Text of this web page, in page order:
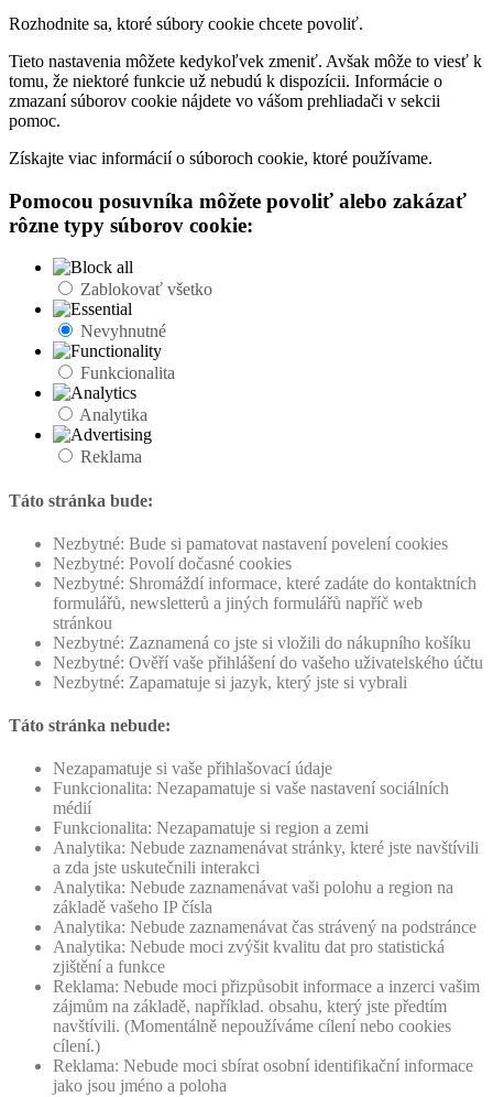
Rozhodnite sa, ktoré súbory cookie chcete povoliť.
Tieto nastavenia môžete kedykoľvek zmeniť. Avšak môže to viesť k
tomu, že niektoré funkcie už nebudú k dispozícii. Informácie o
zmazaní súborov cookie nájdete vo vášom prehliadači v sekcii
pomoc.
Získajte viac informácií o súboroch cookie, ktoré používame.
Pomocou posuvníka môžete povoliť alebo zakázať
rôzne typy súborov cookie:
Zablokovať všetko
Nevyhnutné
Funkcionalita
Analytika
Reklama
Táto stránka bude:
Nezbytné: Bude si pamatovat nastavení povelení cookies
Nezbytné: Povolí dočasné cookies
Nezbytné: Shromáždí informace, které zadáte do kontaktních
formulářů, newsletterů a jiných formulářů napříč web
stránkou
Nezbytné: Zaznamená co jste si vložili do nákupního košíku
Nezbytné: Ověří vaše přihlášení do vašeho uživatelského účtu
Nezbytné: Zapamatuje si jazyk, který jste si vybrali
Táto stránka nebude:
Nezapamatuje si vaše přihlašovací údaje
Funkcionalita: Nezapamatuje si vaše nastavení sociálních
médií
Funkcionalita: Nezapamatuje si region a zemi
Analytika: Nebude zaznamenávat stránky, které jste navštívili
a zda jste uskutečnili interakci
Analytika: Nebude zaznamenávat vaši polohu a region na
základě vašeho IP čísla
Analytika: Nebude zaznamenávat čas strávený na podstránce
Analytika: Nebude moci zvýšit kvalitu dat pro statistická
zjištění a funkce
Reklama: Nebude moci přizpůsobit informace a inzerci vašim
zájmům na základě, například. obsahu, který jste předtím
navštívili. (Momentálně nepoužíváme cílení nebo cookies
cílení.)
Reklama: Nebude moci sbírat osobní identifikační informace
jako jsou jméno a poloha